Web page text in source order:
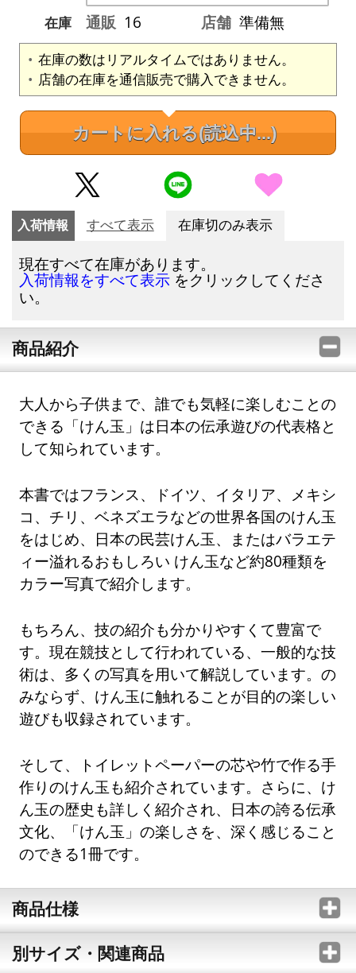
在庫
通販 16 店舗 準備無
在庫の数はリアルタイムではありません。
店舗の在庫を通信販売で購入できません。
カートに入れる(読込中...)
入荷情報 すべて表示 在庫切のみ表示
現在すべて在庫があります。
入荷情報をすべて表示 をクリックしてくださ
い。
商品紹介
大人から子供まで、誰でも気軽に楽しむことの
できる「けん玉」は日本の伝承遊びの代表格と
して知られています。
本書ではフランス、ドイツ、イタリア、メキシ
コ、チリ、ベネズエラなどの世界各国のけん玉
をはじめ、日本の民芸けん玉、またはバラエテ
ィー溢れるおもしろい けん玉など約80種類を
カラー写真で紹介します。
もちろん、技の紹介も分かりやすくて豊富で
す。現在競技として行われている、一般的な技
術は、多くの写真を用いて解説しています。の
みならず、けん玉に触れることが目的の楽しい
遊びも収録されています。
そして、トイレットペーパーの芯や竹で作る手
作りのけん玉も紹介されています。さらに、け
ん玉の歴史も詳しく紹介され、日本の誇る伝承
文化、「けん玉」の楽しさを、深く感じること
のできる1冊です。
商品仕様
別サイズ・関連商品